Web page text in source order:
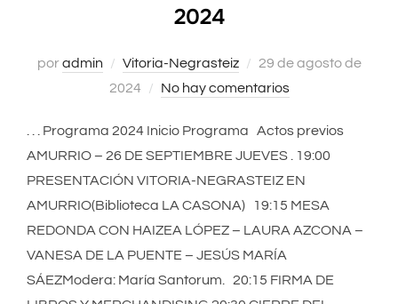
2024
poradmin Vitoria-Negrasteiz
Publicado
el
29 de agosto de
2024
No hay comentarios
. . . Programa 2024 Inicio Programa Actos previos
AMURRIO – 26 DE SEPTIEMBRE JUEVES . 19:00
PRESENTACIÓN VITORIA-NEGRASTEIZ EN
AMURRIO(Biblioteca LA CASONA) 19:15 MESA
REDONDA CON HAIZEA LÓPEZ – LAURA AZCONA –
VANESA DE LA PUENTE – JESÚS MARÍA
SÁEZModera: María Santorum. 20:15 FIRMA DE